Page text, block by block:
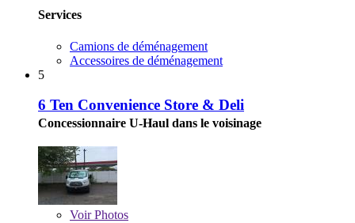
Services
Camions de déménagement
Accessoires de déménagement
5
6 Ten Convenience Store & Deli
Concessionnaire U-Haul dans le voisinage
VoirPhotos